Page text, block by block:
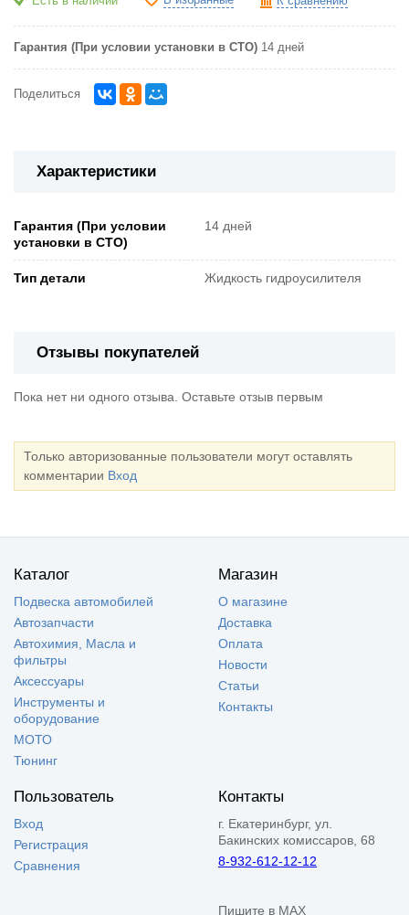
Гарантия (При условии установки в СТО) 14 дней
Поделиться
Характеристики
Гарантия (При условии
установки в СТО)
14 дней
Тип детали Жидкость гидроусилителя
Отзывы покупателей
Пока нет ни одного отзыва. Оставьте отзыв первым
Только авторизованные пользователи могут оставлять
комментарии Вход
Каталог
Подвеска автомобилей
Автозапчасти
Автохимия, Масла и
фильтры
Аксессуары
Инструменты и
оборудование
МОТО
Тюнинг
Магазин
О магазине
Доставка
Оплата
Новости
Статьи
Контакты
Пользователь
Вход
Регистрация
Сравнения
Контакты
г. Екатеринбург, ул.
Бакинских комиссаров, 68
8-932-612-12-12
Пишите в MAX